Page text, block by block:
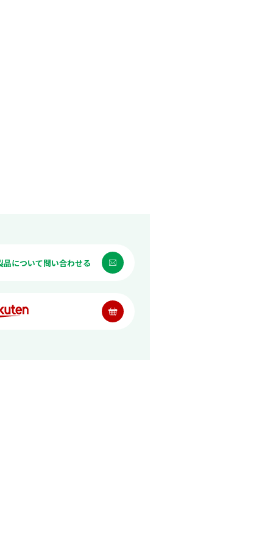
品について問い合わせる